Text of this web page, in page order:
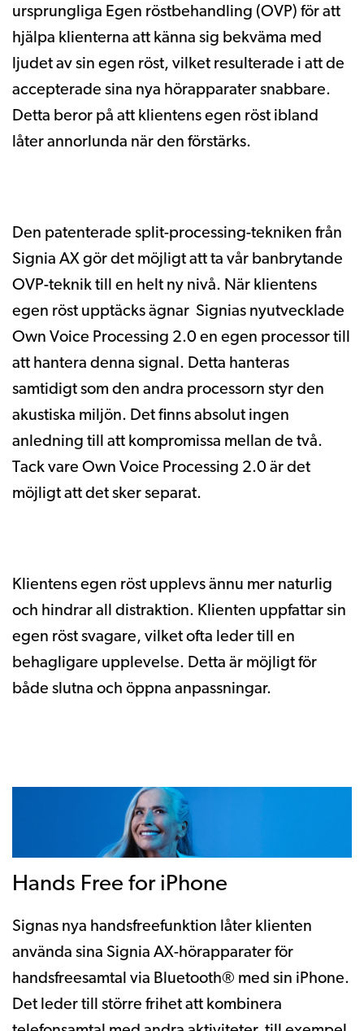
ursprungliga Egen röstbehandling (OVP) för att
hjälpa klienterna att känna sig bekväma med
ljudet av sin egen röst, vilket resulterade i att de
accepterade sina nya hörapparater snabbare.
Detta beror på att klientens egen röst ibland
låter annorlunda när den förstärks.
Den patenterade split-processing-tekniken från
Signia AX gör det möjligt att ta vår banbrytande
OVP-teknik till en helt ny nivå. När klientens
egen röst upptäcks ägnar Signias nyutvecklade
Own Voice Processing 2.0 en egen processor till
att hantera denna signal. Detta hanteras
samtidigt som den andra processorn styr den
akustiska miljön. Det finns absolut ingen
anledning till att kompromissa mellan de två.
Tack vare Own Voice Processing 2.0 är det
möjligt att det sker separat.
Klientens egen röst upplevs ännu mer naturlig
och hindrar all distraktion. Klienten uppfattar sin
egen röst svagare, vilket ofta leder till en
behagligare upplevelse. Detta är möjligt för
både slutna och öppna anpassningar.
Hands Free for iPhone
Signas nya handsfreefunktion låter klienten
använda sina Signia AX-hörapparater för
handsfreesamtal via Bluetooth® med sin iPhone.
Det leder till större frihet att kombinera